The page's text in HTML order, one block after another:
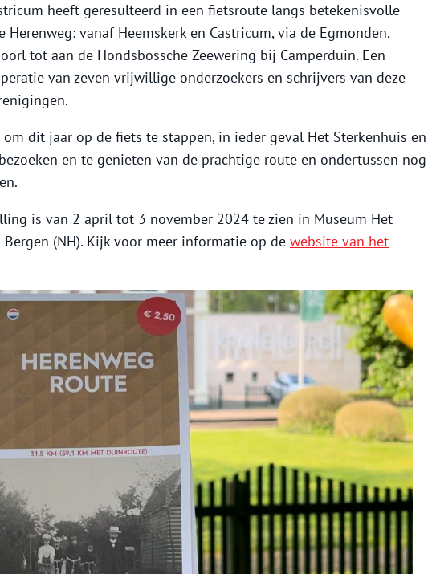
heeft geresulteerd in een fietsroute langs betekenisvolle
Herenweg: vanaf Heemskerk en Castricum, via de Egmonden,
tot aan de Hondsbossche Zeewering bij Camperduin. Een
van zeven vrijwillige onderzoekers en schrijvers van deze
om dit jaar op de fiets te stappen, in ieder geval Het Sterkenhuis en
en te genieten van de prachtige route en ondertussen nog
is van 2 april tot 3 november 2024 te zien in Museum Het
(NH). Kijk voor meer informatie op de website van het